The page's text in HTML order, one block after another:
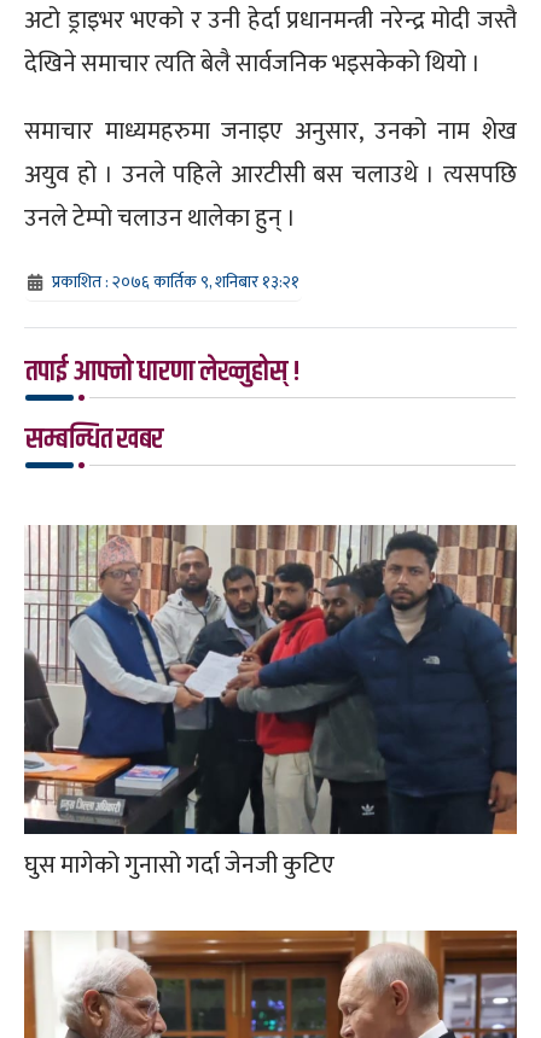
अटो ड्राइभर भएको र उनी हेर्दा प्रधानमन्त्री नरेन्द्र मोदी जस्तै
देखिने समाचार त्यति बेलै सार्वजनिक भइसकेको थियो ।
समाचार माध्यमहरुमा जनाइए अनुसार, उनको नाम शेख
अयुव हो । उनले पहिले आरटीसी बस चलाउथे । त्यसपछि
उनले टेम्पो चलाउन थालेका हुन् ।
प्रकाशित : २०७६ कार्तिक ९, शनिबार १३:२१
तपाई आफ्नो धारणा लेख्नुहोस् !
सम्बन्धित खबर
घुस मागेको गुनासो गर्दा जेनजी कुटिए